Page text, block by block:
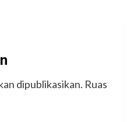
dipublikasikan. Ruas